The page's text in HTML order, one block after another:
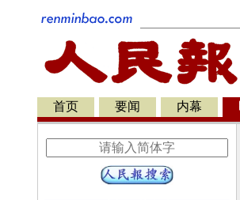
首页 要闻 内幕